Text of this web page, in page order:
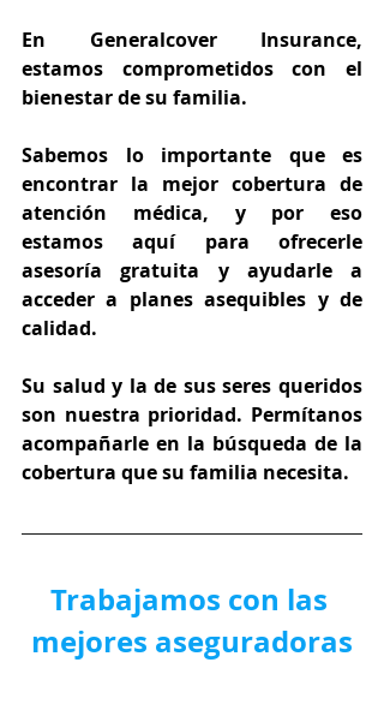
En Generalcover Insurance,
estamos comprometidos con el
bienestar de su familia.
Sabemos lo importante que es
encontrar la mejor cobertura de
atención médica, y por eso
estamos aquí para ofrecerle
asesoría gratuita y ayudarle a
acceder a planes asequibles y de
calidad.
Su salud y la de sus seres queridos
son nuestra prioridad. Permítanos
acompañarle en la búsqueda de la
cobertura que su familia necesita.
Trabajamos con las
mejores aseguradoras